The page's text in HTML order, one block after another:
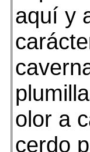
aquí y
olor a
cerdo